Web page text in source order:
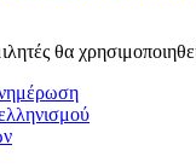
θα